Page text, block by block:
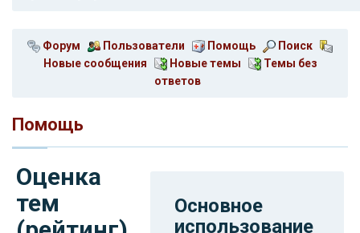
Форум Пользователи Помощь
Поиск
Новые сообщения
Новые темы
Темы без
ответов
Помощь
Оценка
тем
Основное
использование